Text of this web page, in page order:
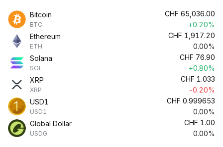
Bitcoin
BTC
CHF 65,036.00
+0.20%
Ethereum
ETH
CHF 1,917.20
0.00%
Solana
SOL
CHF 76.90
+0.80%
XRP
XRP
CHF 1.033
-0.20%
USD1
USD1
CHF 0.999653
0.00%
Global Dollar
USDG
CHF 1.00
0.00%